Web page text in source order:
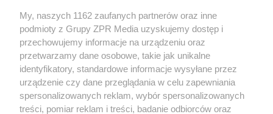
My, naszych 1162 zaufanych partnerów oraz inne
podmioty z Grupy ZPR Media uzyskujemy dostęp i
przechowujemy informacje na urządzeniu oraz
przetwarzamy dane osobowe, takie jak unikalne
identyfikatory, standardowe informacje wysyłane przez
urządzenie czy dane przeglądania w celu zapewniania
spersonalizowanych reklam, wybór spersonalizowanych
treści, pomiar reklam i treści, badanie odbiorców oraz